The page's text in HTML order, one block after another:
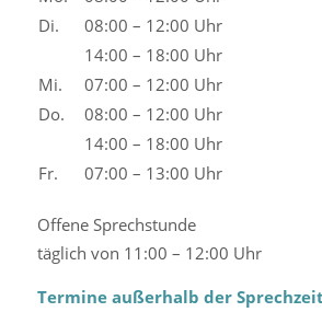
Di.
08:00 – 12:00 Uhr
14:00 – 18:00 Uhr
Mi.
07:00 – 12:00 Uhr
Do.
08:00 – 12:00 Uhr
14:00 – 18:00 Uhr
Fr.
07:00 – 13:00 Uhr
Offene Sprechstunde
täglich von 11:00 – 12:00 Uhr
Termine außerhalb der